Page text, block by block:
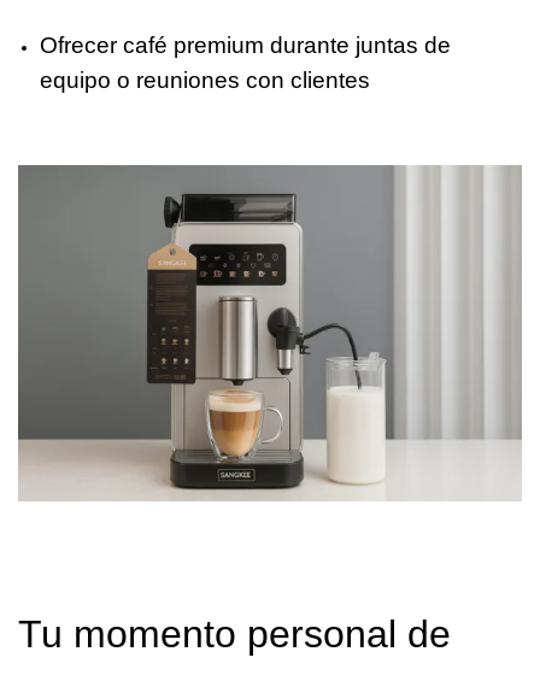
Ofrecer café premium durante juntas de
equipo o reuniones con clientes
Tu momento personal de